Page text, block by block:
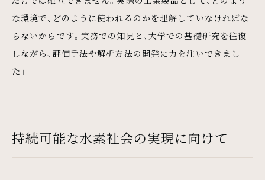
な環境で、どのように使われるのかを理解していなければな
らないからです。実務での知見と、大学での基礎研究を往復
しながら、評価手法や解析方法の開発に力を注いできまし
た」
持続可能な水素社会の実現に向けて